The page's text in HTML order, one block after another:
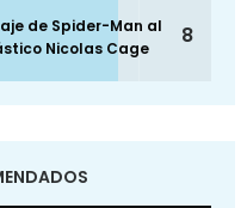
de Spider-Man al
Nicolas Cage
8